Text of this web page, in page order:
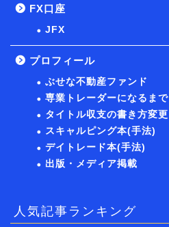
FX口座
JFX
プロフィール
ぶせな不動産ファンド
専業トレーダーになるまで
タイトル収支の書き方変更
スキャルピング本(手法)
デイトレード本(手法)
出版・メディア掲載
人気記事ランキング